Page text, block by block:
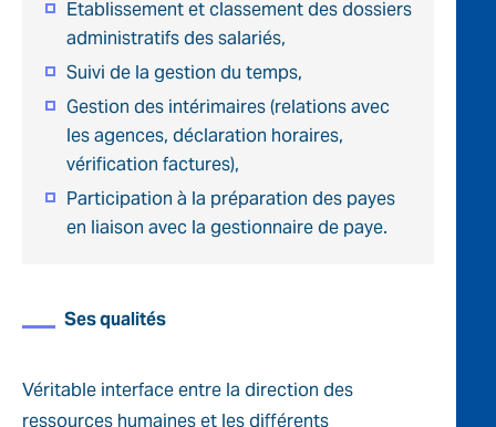
Etablissement et classement des dossiers
administratifs des salariés,
Suivi de la gestion du temps,
Gestion des intérimaires (relations avec
les agences, déclaration horaires,
vérification factures),
Participation à la préparation des payes
en liaison avec la gestionnaire de paye.
Ses qualités
Véritable interface entre la direction des
ressources humaines et les différents